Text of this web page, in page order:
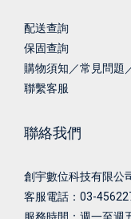
配送查詢
保固查詢
購物須知／常見問題
聯繫客服
聯絡我們
創宇數位科技有限公
客服電話：03-